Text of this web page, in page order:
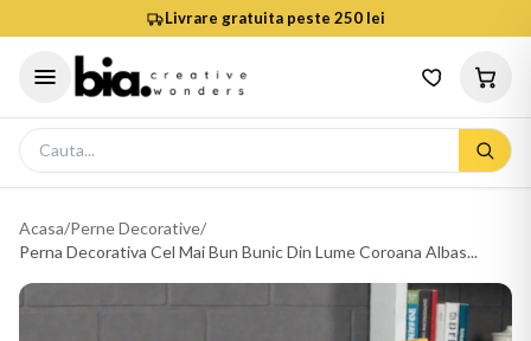
Livrare gratuita peste 250 lei
Acasa/Perne Decorative/
Perna Decorativa Cel Mai Bun Bunic Din Lume Coroana Albas...